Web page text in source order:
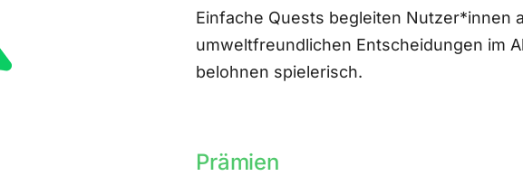
Einfache Quests begleiten Nutzer*innen
umweltfreundlichen Entscheidungen im
belohnen spielerisch.
Prämien